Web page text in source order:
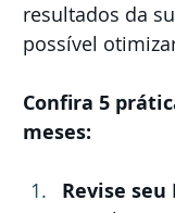
resultados da
possível
Confira 5
meses:
Revise